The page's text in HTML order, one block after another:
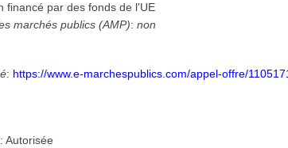
financé par des fonds de l'UE
marchés publics (AMP):non
: https://www.e-marchespublics.com/appel-offre/
:Autorisée